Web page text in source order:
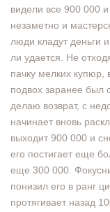
видели все 900 000
незаметно и
люди кладут деньги
ли удается. Не
пачку мелких купюр,
подвох заранее был
делаю возврат, с
начинает вновь
выходит 900 000 и
его постигает еще
еще 300 000.
понизил его в ранг
протягивает назад